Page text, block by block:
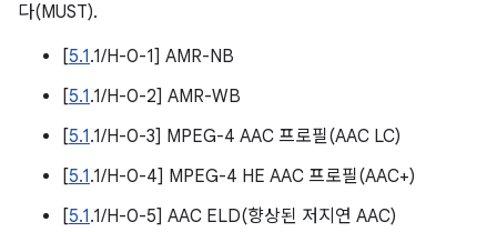
다(MUST).
[5.1.1/H-0-1] AMR-NB
[5.1.1/H-0-2] AMR-WB
[5.1.1/H-0-3] MPEG-4 AAC 프로필(AAC LC)
[5.1.1/H-0-4] MPEG-4 HE AAC 프로필(AAC+)
[5.1.1/H-0-5] AAC ELD(향상된 저지연 AAC)